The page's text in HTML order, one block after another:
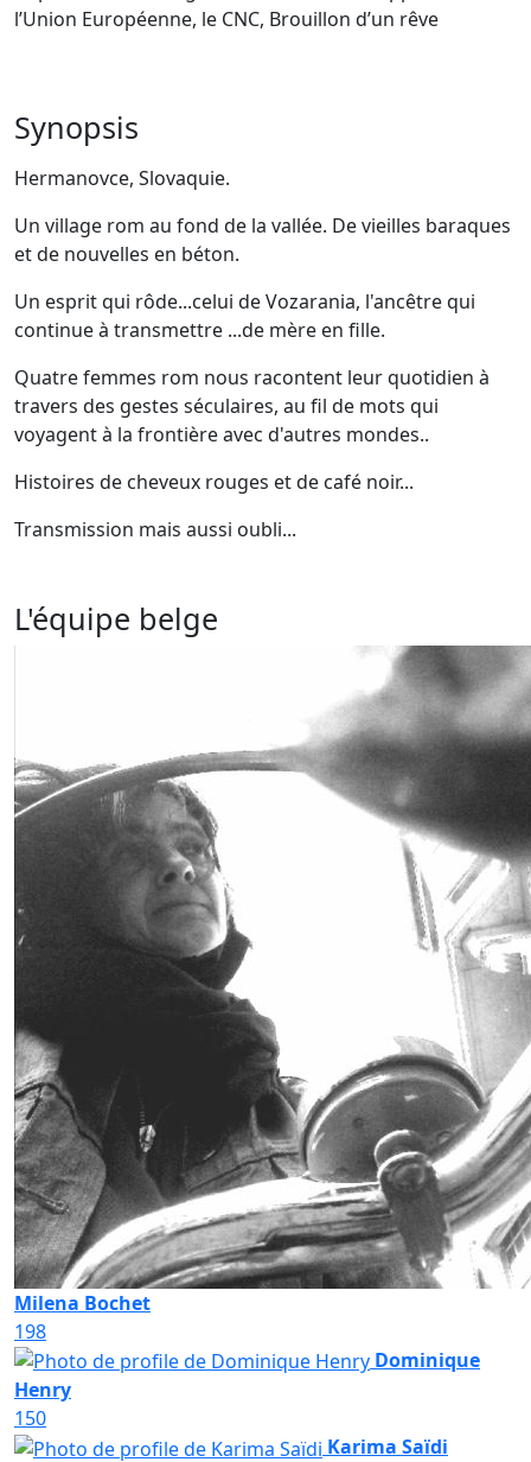
l’Union Européenne, le CNC, Brouillon d’un rêve
Synopsis
Hermanovce, Slovaquie.
Un village rom au fond de la vallée. De vieilles baraques
et de nouvelles en béton.
Un esprit qui rôde...celui de Vozarania, l'ancêtre qui
continue à transmettre ...de mère en fille.
Quatre femmes rom nous racontent leur quotidien à
travers des gestes séculaires, au fil de mots qui
voyagent à la frontière avec d'autres mondes..
Histoires de cheveux rouges et de café noir...
Transmission mais aussi oubli...
L'équipe belge
Milena Bochet
198
Dominique
Henry
150
Karima Saïdi